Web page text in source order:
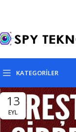
KATEGORİLER
13
EYL